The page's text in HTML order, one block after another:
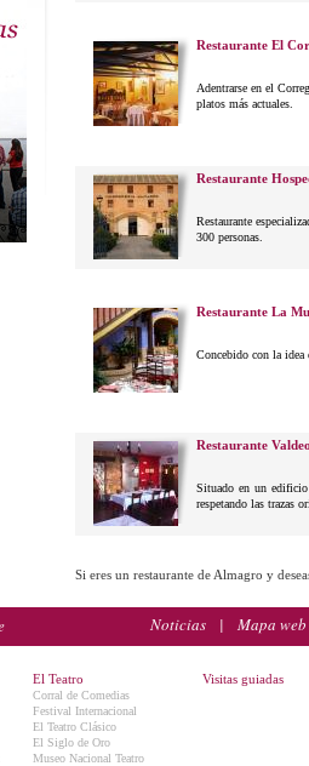
Restaurante El
Adentrarse en el
platos más actuales.
Restaurante
Restaurante
300 personas.
Restaurante La
Concebido con la idea
Restaurante
Situado en un edificio
respetando las trazas
Si eres un restaurante de Almagro y
Noticias | Mapa web
El Teatro
Corral de Comedias
Festival Internacional
El Teatro Clásico
El Siglo de Oro
Museo Nacional Teatro
Visitas guiadas